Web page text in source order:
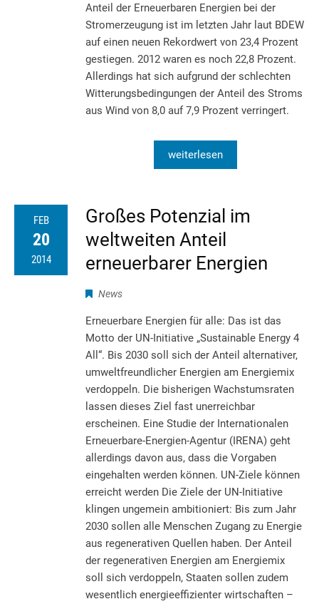
Anteil der Erneuerbaren Energien bei der
Stromerzeugung ist im letzten Jahr laut BDEW
auf einen neuen Rekordwert von 23,4 Prozent
gestiegen. 2012 waren es noch 22,8 Prozent.
Allerdings hat sich aufgrund der schlechten
Witterungsbedingungen der Anteil des Stroms
aus Wind von 8,0 auf 7,9 Prozent verringert.
weiterlesen
FEB
20
2014
Großes Potenzial im
weltweiten Anteil
erneuerbarer Energien
News
Erneuerbare Energien für alle: Das ist das
Motto der UN-Initiative „Sustainable Energy 4
All“. Bis 2030 soll sich der Anteil alternativer,
umweltfreundlicher Energien am Energiemix
verdoppeln. Die bisherigen Wachstumsraten
lassen dieses Ziel fast unerreichbar
erscheinen. Eine Studie der Internationalen
Erneuerbare-Energien-Agentur (IRENA) geht
allerdings davon aus, dass die Vorgaben
eingehalten werden können. UN-Ziele können
erreicht werden Die Ziele der UN-Initiative
klingen ungemein ambitioniert: Bis zum Jahr
2030 sollen alle Menschen Zugang zu Energie
aus regenerativen Quellen haben. Der Anteil
der regenerativen Energien am Energiemix
soll sich verdoppeln, Staaten sollen zudem
wesentlich energieeffizienter wirtschaften –